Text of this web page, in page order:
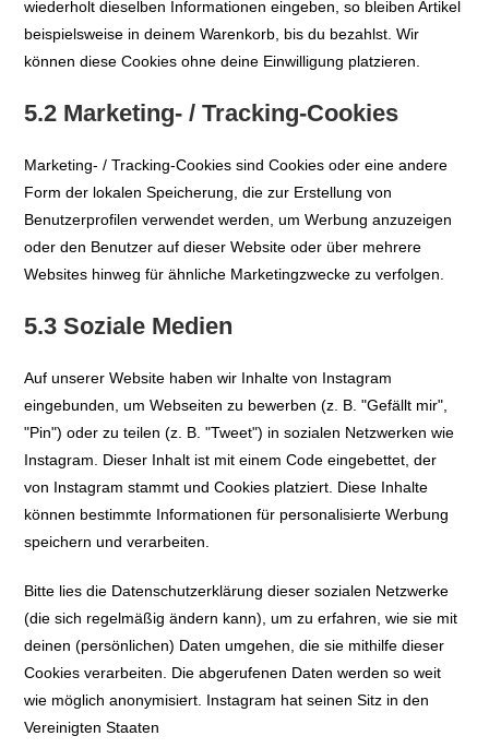
wiederholt dieselben Informationen eingeben, so bleiben Artikel
beispielsweise in deinem Warenkorb, bis du bezahlst. Wir
können diese Cookies ohne deine Einwilligung platzieren.
5.2 Marketing- / Tracking-Cookies
Marketing- / Tracking-Cookies sind Cookies oder eine andere
Form der lokalen Speicherung, die zur Erstellung von
Benutzerprofilen verwendet werden, um Werbung anzuzeigen
oder den Benutzer auf dieser Website oder über mehrere
Websites hinweg für ähnliche Marketingzwecke zu verfolgen.
5.3 Soziale Medien
Auf unserer Website haben wir Inhalte von Instagram
eingebunden, um Webseiten zu bewerben (z. B. "Gefällt mir",
"Pin") oder zu teilen (z. B. "Tweet") in sozialen Netzwerken wie
Instagram. Dieser Inhalt ist mit einem Code eingebettet, der
von Instagram stammt und Cookies platziert. Diese Inhalte
können bestimmte Informationen für personalisierte Werbung
speichern und verarbeiten.
Bitte lies die Datenschutzerklärung dieser sozialen Netzwerke
(die sich regelmäßig ändern kann), um zu erfahren, wie sie mit
deinen (persönlichen) Daten umgehen, die sie mithilfe dieser
Cookies verarbeiten. Die abgerufenen Daten werden so weit
wie möglich anonymisiert. Instagram hat seinen Sitz in den
Vereinigten Staaten